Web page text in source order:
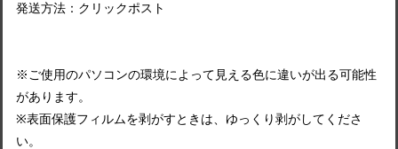
発送方法：クリックポスト
※ご使用のパソコンの環境によって見える色に違いが出る可能性
があります。
※表面保護フィルムを剥がすときは、ゆっくり剥がしてくださ
い。